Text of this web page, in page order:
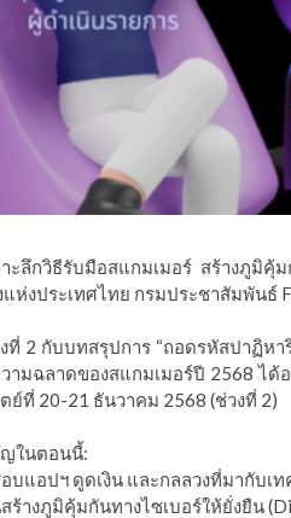
ะลึกวิธีรับมือสแกมเมอร์ สร้างภูมิ
แห่งประเทศไทย กรมประชาสัมพันธ์
ที่ 2 กับบทสรุปการ “ถอดรหัสปาฏิห
ามฉลาดของสแกมเมอร์ปี 2568 ได้อ
ย์ที่ 20-21 ธันวาคม 2568 (ช่วงที่ 2)
ในตอนนี้:
บแอปฯ ดูดเงิน และกลลวงที่มากับเ
ร้างภูมิคุ้มกันทางไซเบอร์ให้ยั่งยืน